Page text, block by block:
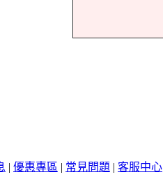
| 優惠專區 | 常見問題 | 客服中心